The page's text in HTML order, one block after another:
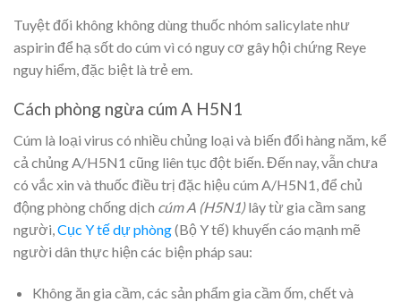
Tuyệt đối không không dùng thuốc nhóm salicylate như
aspirin để hạ sốt do cúm vì có nguy cơ gây hội chứng Reye
nguy hiểm, đặc biệt là trẻ em.
Cách phòng ngừa cúm A H5N1
Cúm là loại virus có nhiều chủng loại và biến đổi hàng năm, kể
cả chủng A/H5N1 cũng liên tục đột biến. Đến nay, vẫn chưa
có vắc xin và thuốc điều trị đặc hiệu cúm A/H5N1, để chủ
động phòng chống dịch cúm A (H5N1)lây từ gia cầm sang
người,Cục Y tế dự phòng(Bộ Y tế) khuyến cáo mạnh mẽ
người dân thực hiện các biện pháp sau:
Không ăn gia cầm, các sản phẩm gia cầm ốm, chết và